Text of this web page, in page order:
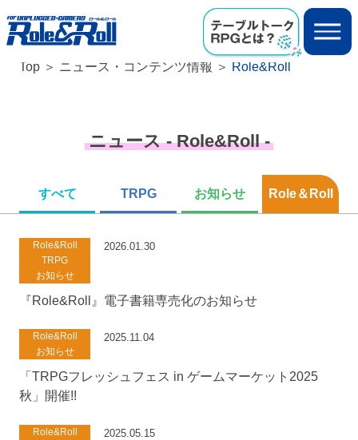
Top ニュース・コンテンツ情報 Role&Roll
ニュース - Role&Roll -
すべて TRPG お知らせ Role＆Roll
Role&Roll
TRPG
お知らせ
2026.01.30
『Role&Roll』電子書籍専売化のお知らせ
Role&Roll
お知らせ
2025.11.04
「TRPGフレッシュフェス in ゲームマーケット2025
秋」開催!!
Role&Roll
2025.05.15